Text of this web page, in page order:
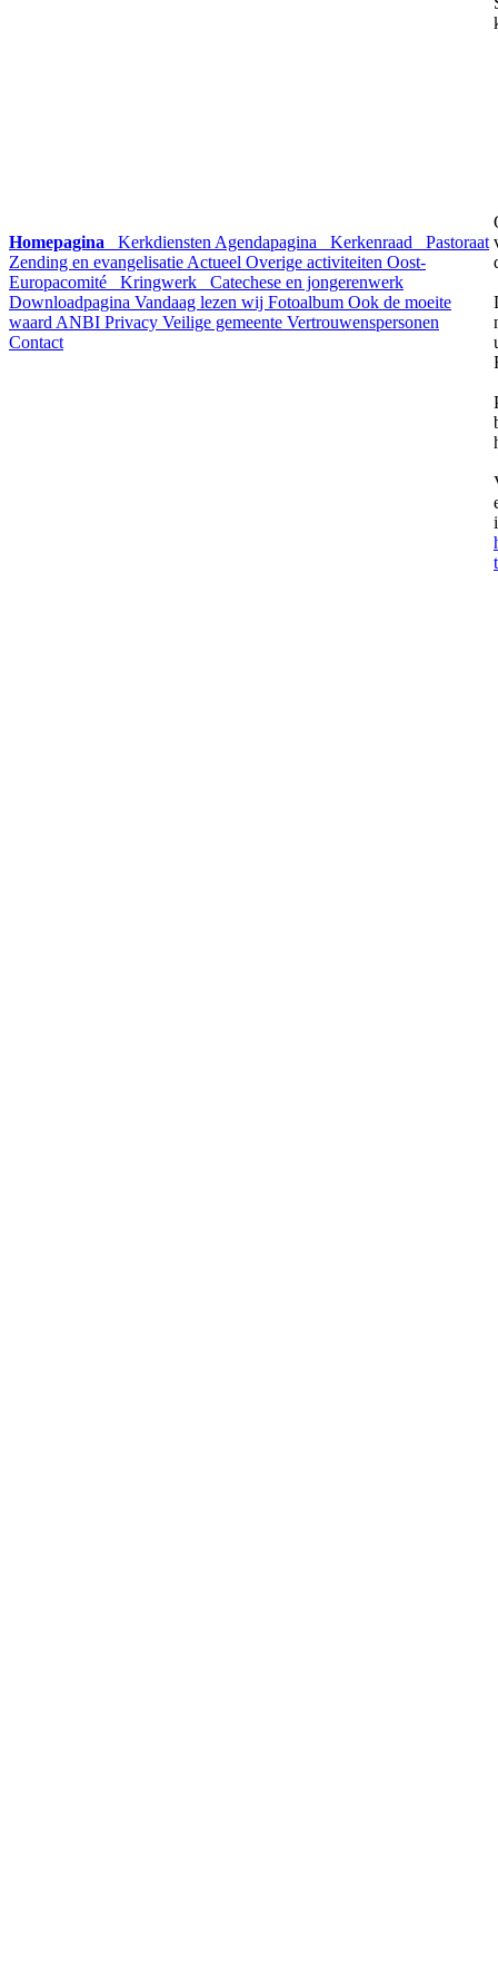
Homepagina Kerkdiensten Agendapagina Kerkenraad
Pastoraat
Zending en evangelisatie Actueel Overige activiteiten Oost-
Europacomité
Kringwerk
Catechese en jongerenwerk
Downloadpagina Vandaag lezen wij Fotoalbum Ook de moeite
waard ANBI Privacy Veilige gemeente Vertrouwenspersonen
Contact